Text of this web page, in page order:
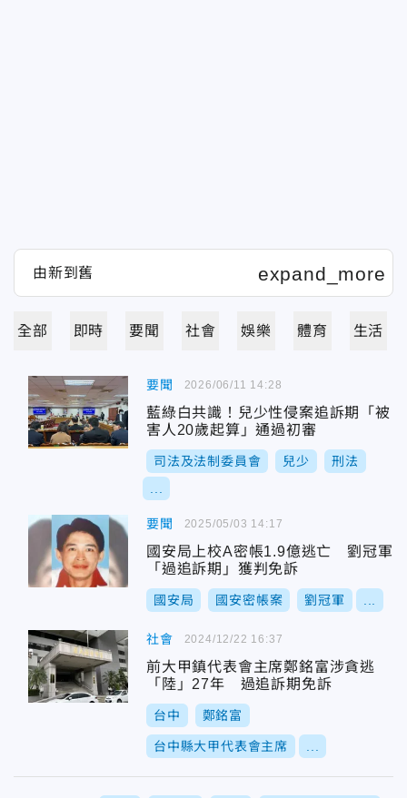
全部 即時 要聞 社會 娛樂 體育 生活
要聞
藍綠白共識！兒少性侵案追訴期「被
害人20歲起算」通過初審
司法及法制委員會 兒少 刑法
2026/06/11 14:28
要聞
國安局上校A密帳1.9億逃亡 劉冠軍
「過追訴期」獲判免訴
國安局 國安密帳案 劉冠軍
2025/05/03 14:17
社會
前大甲鎮代表會主席鄭銘富涉貪逃
「陸」27年 過追訴期免訴
台中 鄭銘富
台中縣大甲代表會主席
2024/12/22 16:37